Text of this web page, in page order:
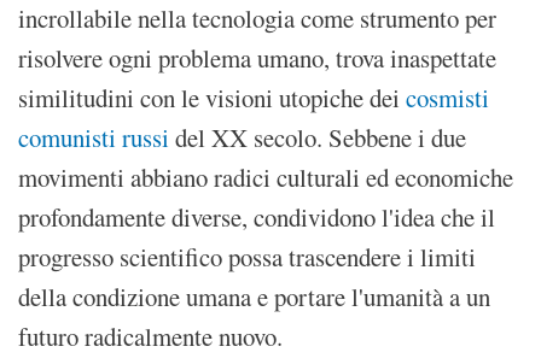
incrollabile nella tecnologia come strumento per
risolvere ogni problema umano, trova inaspettate
similitudini con le visioni utopiche dei cosmisti
comunisti russi del XX secolo. Sebbene i due
movimenti abbiano radici culturali ed economiche
profondamente diverse, condividono l'idea che il
progresso scientifico possa trascendere i limiti
della condizione umana e portare l'umanità a un
futuro radicalmente nuovo.